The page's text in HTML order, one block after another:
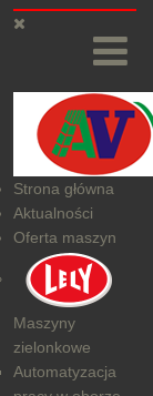
Strona główna
Aktualności
Oferta maszyn
Maszyny
zielonkowe
Automatyzacja